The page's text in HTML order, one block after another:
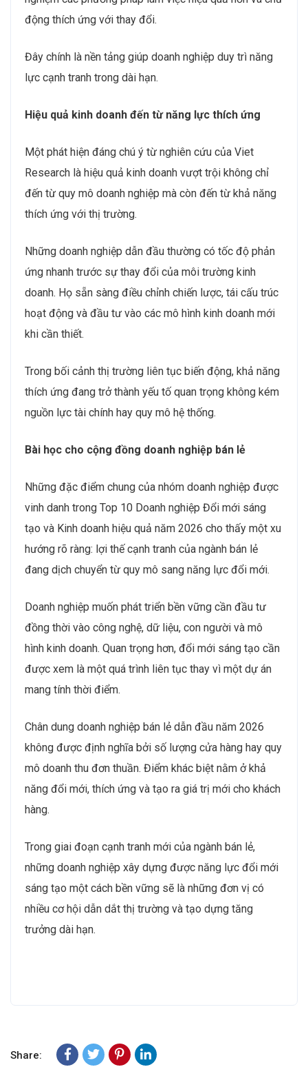
động thích ứng với thay đổi.
Đây chính là nền tảng giúp doanh nghiệp duy trì năng
lực cạnh tranh trong dài hạn.
Hiệu quả kinh doanh đến từ năng lực thích ứng
Một phát hiện đáng chú ý từ nghiên cứu của Viet
Research là hiệu quả kinh doanh vượt trội không chỉ
đến từ quy mô doanh nghiệp mà còn đến từ khả năng
thích ứng với thị trường.
Những doanh nghiệp dẫn đầu thường có tốc độ phản
ứng nhanh trước sự thay đổi của môi trường kinh
doanh. Họ sẵn sàng điều chỉnh chiến lược, tái cấu trúc
hoạt động và đầu tư vào các mô hình kinh doanh mới
khi cần thiết.
Trong bối cảnh thị trường liên tục biến động, khả năng
thích ứng đang trở thành yếu tố quan trọng không kém
nguồn lực tài chính hay quy mô hệ thống.
Bài học cho cộng đồng doanh nghiệp bán lẻ
Những đặc điểm chung của nhóm doanh nghiệp được
vinh danh trong Top 10 Doanh nghiệp Đổi mới sáng
tạo và Kinh doanh hiệu quả năm 2026 cho thấy một xu
hướng rõ ràng: lợi thế cạnh tranh của ngành bán lẻ
đang dịch chuyển từ quy mô sang năng lực đổi mới.
Doanh nghiệp muốn phát triển bền vững cần đầu tư
đồng thời vào công nghệ, dữ liệu, con người và mô
hình kinh doanh. Quan trọng hơn, đổi mới sáng tạo cần
được xem là một quá trình liên tục thay vì một dự án
mang tính thời điểm.
Chân dung doanh nghiệp bán lẻ dẫn đầu năm 2026
không được định nghĩa bởi số lượng cửa hàng hay quy
mô doanh thu đơn thuần. Điểm khác biệt nằm ở khả
năng đổi mới, thích ứng và tạo ra giá trị mới cho khách
hàng.
Trong giai đoạn cạnh tranh mới của ngành bán lẻ,
những doanh nghiệp xây dựng được năng lực đổi mới
sáng tạo một cách bền vững sẽ là những đơn vị có
nhiều cơ hội dẫn dắt thị trường và tạo dựng tăng
trưởng dài hạn.
Share: